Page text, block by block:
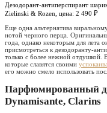
Дезодорант-антиперспирант
Zielinski & Rozen, цена: 2 490 ₽
Еще одна альтернатива
нотой черного перца.
года, однако некоторым для лета
присмотреться к дезодоранту-
только с более нежной отдушкой.
которые славятся своими
его можно смело использовать
Парфюмированный
Dynamisante, Clarins